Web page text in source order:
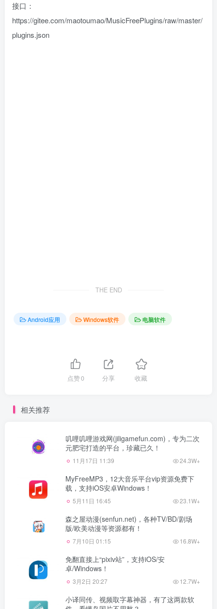
接口：
https://gitee.com/maotoumao/MusicFreePlugins/raw/master/
plugins.json
THE END
Android应用 Windows软件 电脑软件
点赞0 分享 收藏
相关推荐
叽哩叽哩游戏网(jiligamefun.com)，专为二次
元肥宅打造的平台，珍藏已久！
11月17日 11:39 24.3W+
MyFreeMP3，12大音乐平台vip资源免费下
载，支持iOS安卓Windows！
5月11日 16:45 23.1W+
森之屋动漫(senfun.net)，各种TV/BD/剧场
版/欧美动漫等资源都有！
7月10日 01:15 16.8W+
免翻直接上“pixiv站”，支持iOS/安
卓/Windows！
3月2日 20:27 12.7W+
小译同传、视频取字幕神器，有了这两款软